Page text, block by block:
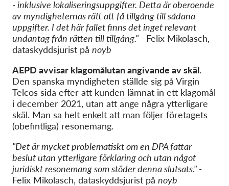
- inklusive lokaliseringsuppgifter. Detta är oberoende
av myndigheternas rätt att få tillgång till sådana
uppgifter. I det här fallet finns det inget relevant
undantag från rätten till tillgång." - Felix Mikolasch,
dataskyddsjurist på noyb
AEPD avvisar klagomålutan angivande av skäl.
Den spanska myndigheten ställde sig på Virgin
Telcos sida efter att kunden lämnat in ett klagomål
i december 2021, utan att ange några ytterligare
skäl. Man sa helt enkelt att man följer företagets
(obefintliga) resonemang.
"Det är mycket problematiskt om en DPA fattar
beslut utan ytterligare förklaring och utan något
juridiskt resonemang som stöder denna slutsats." -
Felix Mikolasch, dataskyddsjurist på noyb